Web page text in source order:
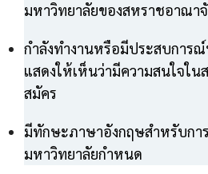
มหาวิทยาลัยของสหราชอาณา
กำลังทำงานหรือมีประสบการ
แสดงให้เห็นว่ามีความสนใจใน
สมัคร
มีทักษะภาษาอังกฤษสำหรับกา
มหาวิทยาลัยกำหนด